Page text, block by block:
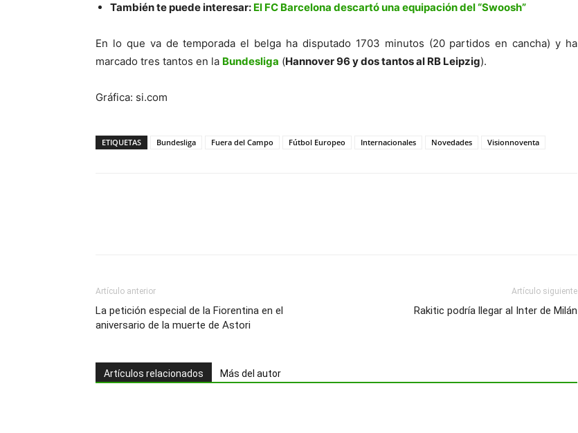
También te puede interesar: El FC Barcelona descartó una equipación del “Swoosh”
En lo que va de temporada el belga ha disputado 1703 minutos (20 partidos en cancha) y ha
marcado tres tantos en la Bundesliga (Hannover 96 y dos tantos al RB Leipzig).
Gráfica: si.com
ETIQUETAS Bundesliga Fuera del Campo Fútbol Europeo Internacionales Novedades Visionnoventa
Artículo anterior
La petición especial de la Fiorentina en el
aniversario de la muerte de Astori
Artículo siguiente
Rakitic podría llegar al Inter de Milán
Artículos relacionados Más del autor